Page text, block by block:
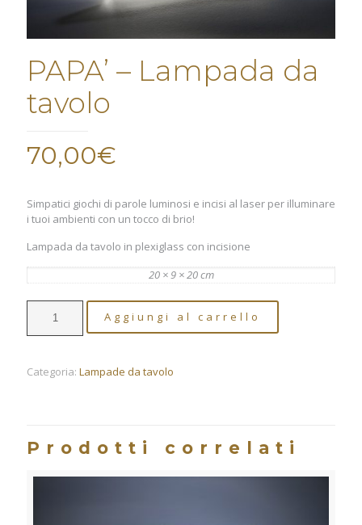
PAPA’ – Lampada da
tavolo
70,00€
Simpatici giochi di parole luminosi e incisi al laser per illuminare
i tuoi ambienti con un tocco di brio!
Lampada da tavolo in plexiglass con incisione
20 × 9 × 20 cm
Lampada
tavolo
Aggiungi al carrello
Categoria: Lampade da tavolo
Prodotti correlati